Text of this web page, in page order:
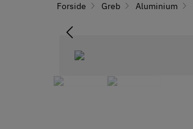
Forside Greb Aluminium